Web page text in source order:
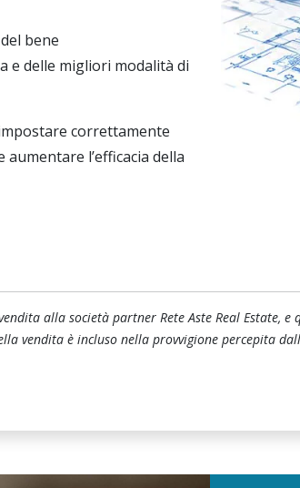
bene
e delle migliori modalità di
correttamente
l’efficacia della
alla società partner Rete Aste Real
vendita è incluso nella provvigione percepita